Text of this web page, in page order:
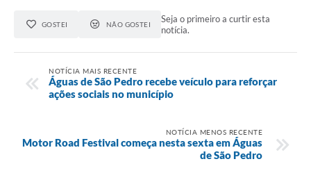
GOSTEI NÃO GOSTEI
Seja o primeiro a curtir esta
notícia.
NOTÍCIA MAIS RECENTE
Águas de São Pedro recebe veículo para reforçar
ações sociais no município
NOTÍCIA MENOS RECENTE
Motor Road Festival começa nesta sexta em Águas
de São Pedro